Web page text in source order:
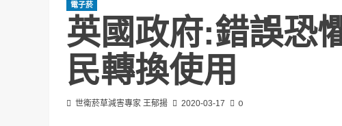
電子菸
英國政府:錯誤恐
民轉換使用
世衛菸草減害專家 王郁揚 2020-03-17 0